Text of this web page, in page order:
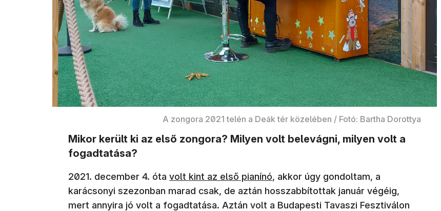
A zongora 2021 telén a Deák tér közelében / Fotó: Bartha Dorottya
Mikor került ki az első zongora? Milyen volt belevágni, milyen volt a
fogadtatása?
2021. december 4. óta volt kint az első pianínó, akkor úgy gondoltam, a
karácsonyi szezonban marad csak, de aztán hosszabbítottak január végéig,
mert annyira jó volt a fogadtatása. Aztán volt a Budapesti Tavaszi Fesztiválon